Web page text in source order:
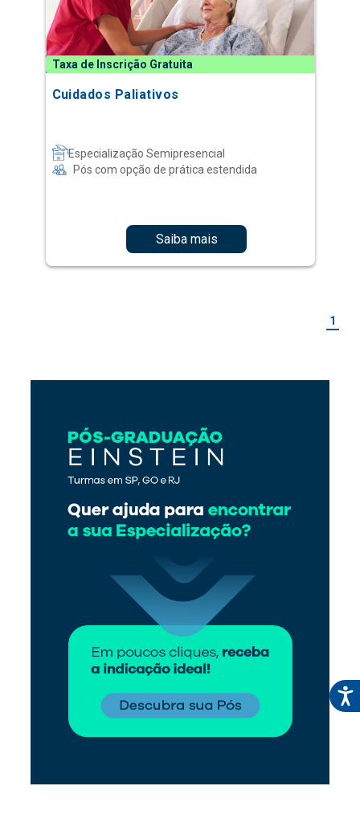
Taxa de Inscrição Gratuita
Cuidados Paliativos
Especialização Semipresencial
Pós com opção de prática estendida
Saiba mais
1